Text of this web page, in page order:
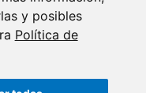
y posibles
Política de